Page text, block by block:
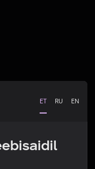
ET RU EN